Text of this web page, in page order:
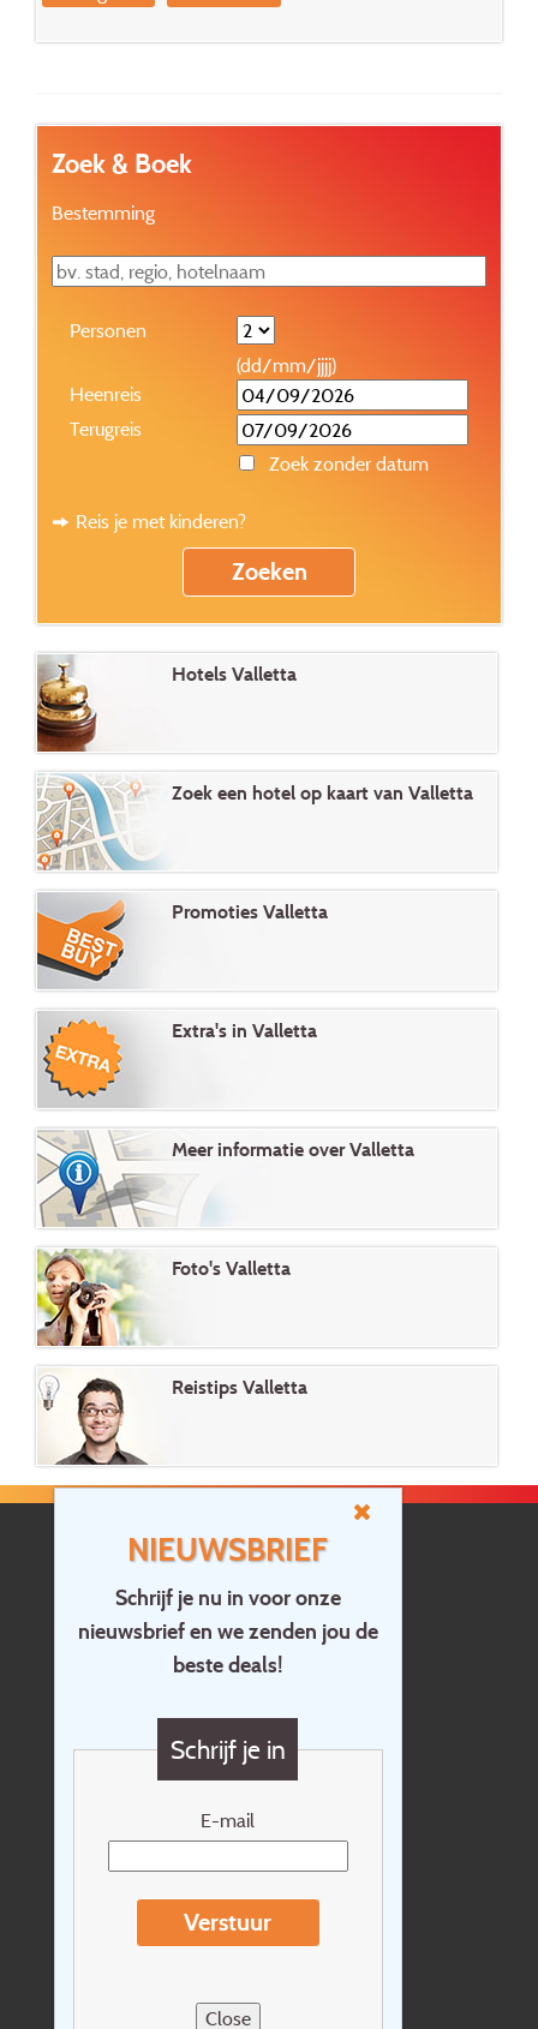
NIEUWSBRIEF
Schrijf je nu in voor onze
nieuwsbrief en we zenden jou de
beste deals!
Schrijf je in
E-mail
Verstuur
Close
Zoek & Boek
Bestemming
Personen
(dd/mm/jjjj)
Heenreis
Terugreis
Zoek zonder datum
Reis je met kinderen?
Hotels Valletta
Zoek een hotel op kaart van Valletta
Promoties Valletta
Extra's in Valletta
Meer informatie over Valletta
Foto's Valletta
Reistips Valletta
Home
Contact
Vragen?
Cadeaubon
Nieuwsbrief
Reisvoorwaarden
Sitemap